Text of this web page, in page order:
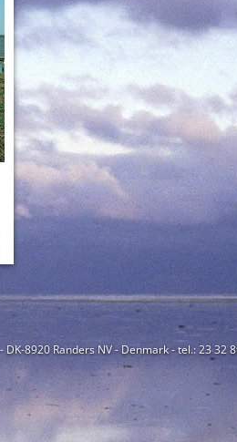
8920 Randers NV - Denmark - tel.: 23 32